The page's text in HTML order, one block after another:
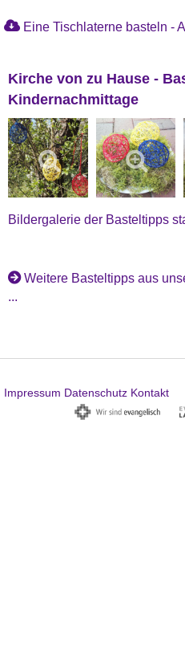
Eine Tischlaterne basteln -
Kirche von zu Hause -
Kindernachmittage
Bildergalerie der Basteltipps
Weitere Basteltipps aus
...
Impressum Datenschutz Kontakt